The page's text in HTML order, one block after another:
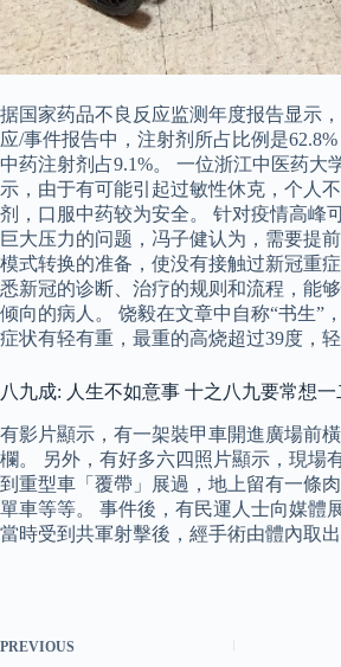
据国家药品不良反应监测年度报告显示
应/事件报告中，注射剂所占比例是
中药注射剂占9.1%。 一位浙江中医药大
示，由于有可能引起过敏性休克，个人
剂，口服中药较为安全。 针对疫情高峰
巨大压力的问题，冯子健认为，需要提
模式转换的准备，使没有接触过新冠重
悉新冠的诊断、治疗的规则和流程，能
倾向的病人。 饶毅在文章中自称“书生”
症状有轻有重，最重的高烧超过39度，轻
八九成: 人生不如意事 十之八九要常想
有影片顯示，有一架裝甲車開進廣場前
欄。 另外，有好多六四照片顯示，現場
到重型車「覆帶」展過，地上留有一條
單車等等。 事件後，有民運人士向媒體
當時受到共軍射擊後，經手術由體內取出
PREVIOUS